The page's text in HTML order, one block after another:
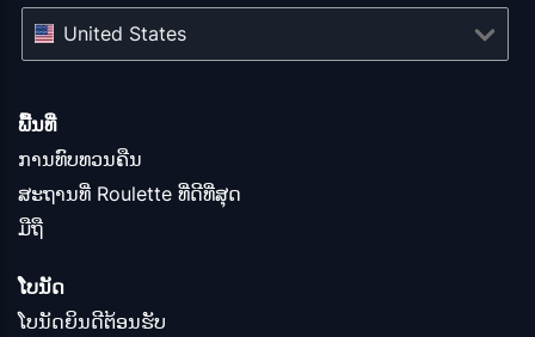
ພື້ນ​ທີ່
ການທົບທວນຄືນ
ສະຖານທີ່ Roulette ທີ່ດີທີ່ສຸດ
ມືຖື
ໂບນັດ
ໂບນັດຍິນດີຕ້ອນຮັບ
United States